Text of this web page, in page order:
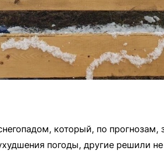
который, по прогнозам,
погоды, другие решили